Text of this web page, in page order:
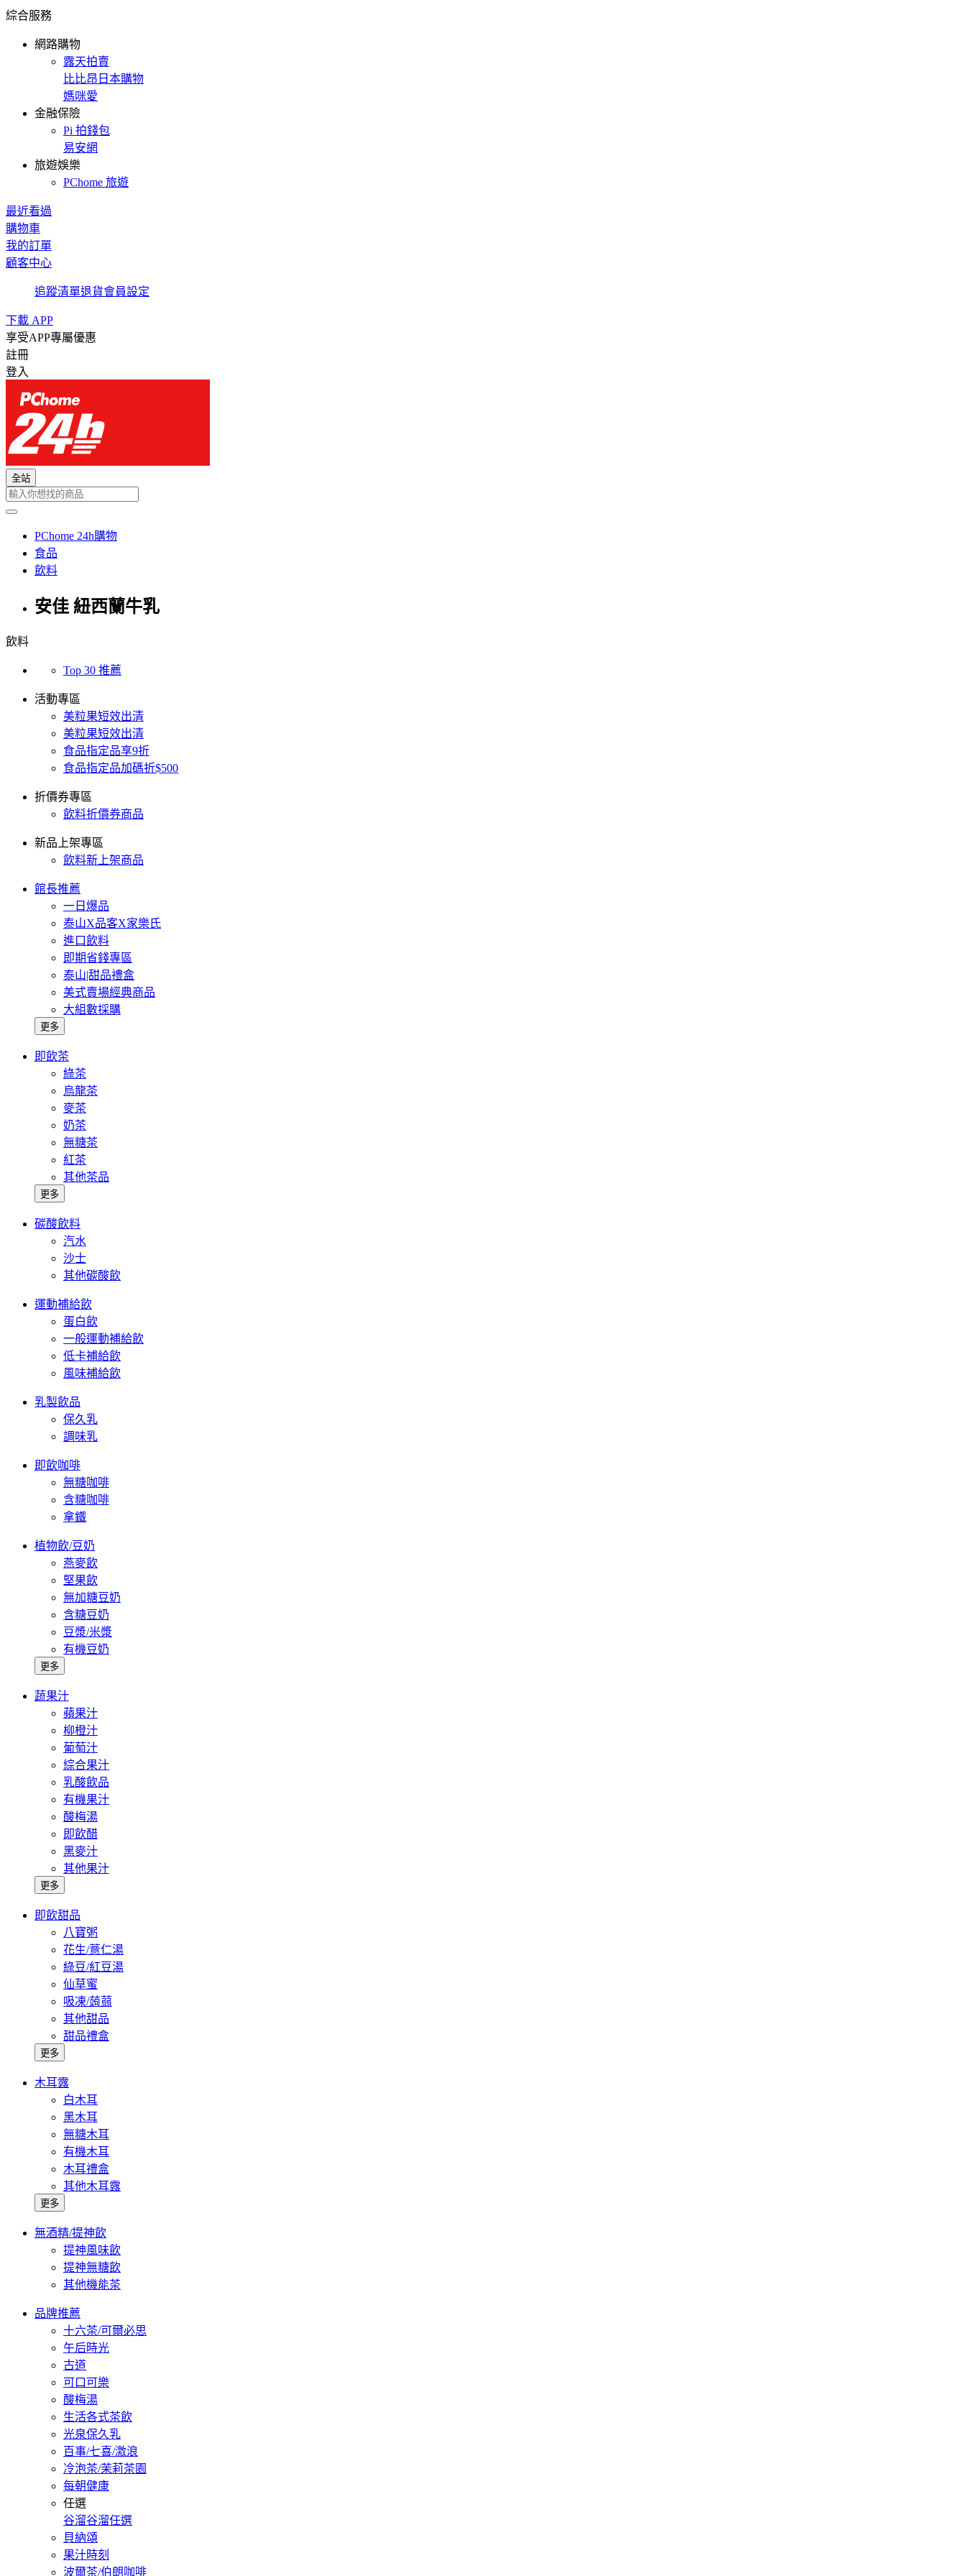
綜合服務
網路購物
露天拍賣
比比昂日本購物
媽咪愛
金融保險
Pi 拍錢包
易安網
旅遊娛樂
PChome 旅遊
最近看過
購物車
我的訂單
顧客中心
追蹤清單退貨會員設定
下載 APP
享受APP專屬優惠
註冊
登入
全站
PChome 24h購物
食品
飲料
安佳 紐西蘭牛乳
飲料
Top 30 推薦
活動專區
美粒果短效出清
美粒果短效出清
食品指定品享9折
食品指定品加碼折$500
折價券專區
飲料折價券商品
新品上架專區
飲料新上架商品
館長推薦
一日爆品
泰山X品客X家樂氏
進口飲料
即期省錢專區
泰山|甜品禮盒
美式賣場經典商品
大組數採購
更多
即飲茶
綠茶
烏龍茶
麥茶
奶茶
無糖茶
紅茶
其他茶品
更多
碳酸飲料
汽水
沙士
其他碳酸飲
運動補給飲
蛋白飲
一般運動補給飲
低卡補給飲
風味補給飲
乳製飲品
保久乳
調味乳
即飲咖啡
無糖咖啡
含糖咖啡
拿鐵
植物飲/豆奶
燕麥飲
堅果飲
無加糖豆奶
含糖豆奶
豆漿/米漿
有機豆奶
更多
蔬果汁
蘋果汁
柳橙汁
葡萄汁
綜合果汁
乳酸飲品
有機果汁
酸梅湯
即飲醋
黑麥汁
其他果汁
更多
即飲甜品
八寶粥
花生/薏仁湯
綠豆/紅豆湯
仙草蜜
吸凍/蒟蒻
其他甜品
甜品禮盒
更多
木耳露
白木耳
黑木耳
無糖木耳
有機木耳
木耳禮盒
其他木耳露
更多
無酒精/提神飲
提神風味飲
提神無糖飲
其他機能茶
品牌推薦
十六茶/可爾必思
午后時光
古道
可口可樂
酸梅湯
生活各式茶飲
光泉保久乳
百事/七喜/激浪
冷泡茶/茉莉茶園
每朝健康
任選
谷溜谷溜任選
貝納頌
果汁時刻
波爾茶/伯朗咖啡